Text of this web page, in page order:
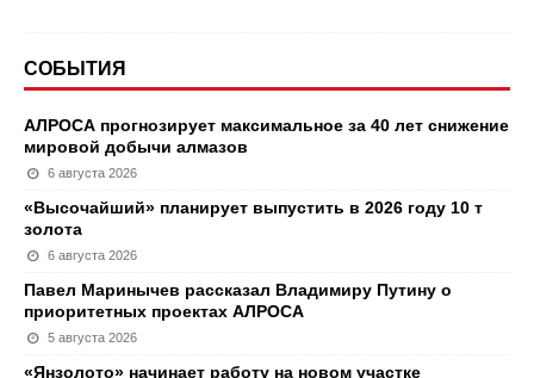
СОБЫТИЯ
АЛРОСА прогнозирует максимальное за 40 лет снижение
мировой добычи алмазов
6 августа 2026
«Высочайший» планирует выпустить в 2026 году 10 т
золота
6 августа 2026
Павел Маринычев рассказал Владимиру Путину о
приоритетных проектах АЛРОСА
5 августа 2026
«Янзолото» начинает работу на новом участке